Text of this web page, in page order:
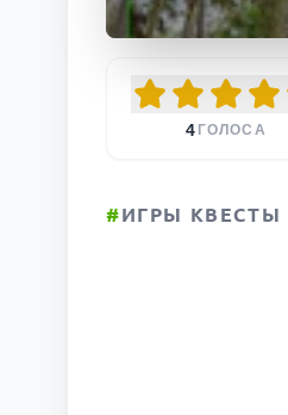
4 ГОЛОСА
#ИГРЫ КВЕСТЫ